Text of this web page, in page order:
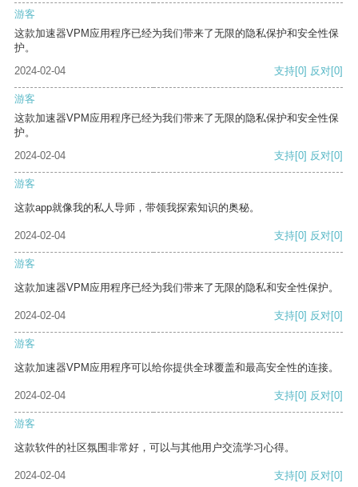
游客
这款加速器VPM应用程序已经为我们带来了无限的隐私保护和安全性保
护。
2024-02-04
支持[0] 反对[0]
游客
这款加速器VPM应用程序已经为我们带来了无限的隐私保护和安全性保
护。
2024-02-04
支持[0] 反对[0]
游客
这款app就像我的私人导师，带领我探索知识的奥秘。
2024-02-04 支持[0] 反对[0]
游客
这款加速器VPM应用程序已经为我们带来了无限的隐私和安全性保护。
2024-02-04 支持[0] 反对[0]
游客
这款加速器VPM应用程序可以给你提供全球覆盖和最高安全性的连接。
2024-02-04 支持[0] 反对[0]
游客
这款软件的社区氛围非常好，可以与其他用户交流学习心得。
2024-02-04 支持[0] 反对[0]